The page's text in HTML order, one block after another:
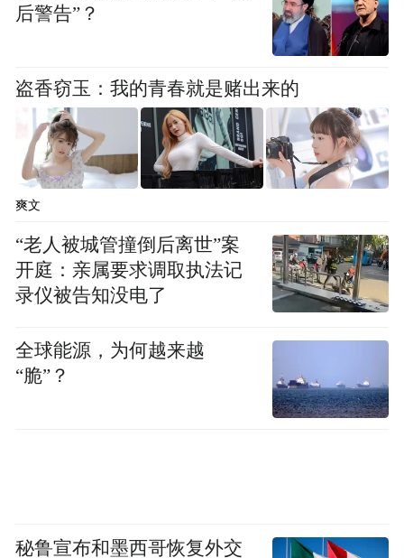
后警告”？
盗香窃玉：我的青春就是赌出来的
爽文
“老人被城管撞倒后离世”案
开庭：亲属要求调取执法记
录仪被告知没电了
全球能源，为何越来越
“脆”？
秘鲁宣布和墨西哥恢复外交